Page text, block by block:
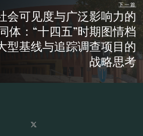
下一篇
会可见度与广泛影响力的
体：“十四五”时期图情档
型基线与追踪调查项目的
战略思考